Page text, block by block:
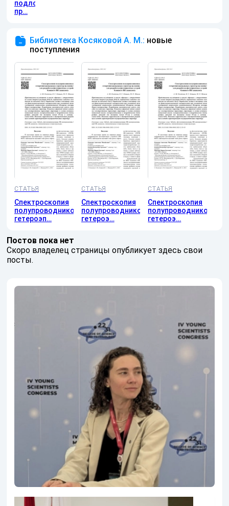
подложек
пр…
Библиотека Косяковой А. М.: новые
поступления
СТАТЬЯ
Спектроскопия
полупроводниковых
гетероэп…
СТАТЬЯ
Спектроскопия
полупроводниковых
гетероэ…
СТАТЬЯ
Спектроскопия
полупроводниковых
гетероэ…
Постов пока нет
Скоро владелец страницы опубликует здесь свои
посты.